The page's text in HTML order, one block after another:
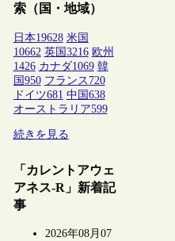
索（国・地域）
日本19628 米国
10662 英国3216 欧州
1426 カナダ1069 韓
国950 フランス 720
ドイツ681 中国638
オーストラリア599
続きを見る
「カレントアウェ
アネス-R」新着記
事
2026年08月07